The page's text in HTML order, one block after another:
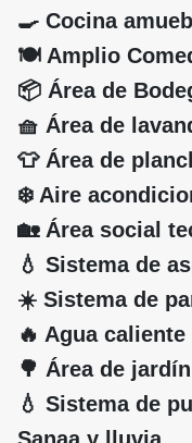
🍳 Cocina
🍽️ Amplio
📦 Área de
🧺 Área de
👕 Área de
❄️ Aire
🏡 Área social
💧 Sistema de
☀️ Sistema de
🔥 Agua
🌳 Área de
💧 Sistema de